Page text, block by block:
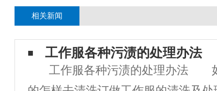
相关新闻
工作服各种污渍的处理办法
工作服各种污渍的处理办法